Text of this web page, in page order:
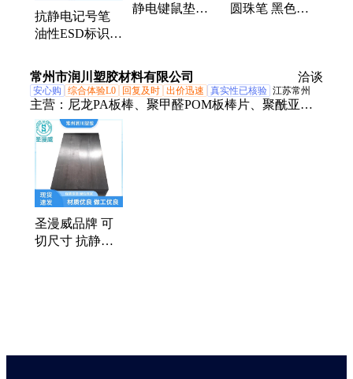
静电资料夹、防静电笔、防静电垃圾袋、防静电键盘
鼠标、ESD文件栏文件架
抗静电记号笔
油性ESD标识笔
恒创
静电键鼠垫
圆珠笔 黑色长
常州市润川塑胶材料有限公司 洽谈
安心购 综合体验L0 回复及时 出价迅速 真实性已核验 江苏常州
主营： 尼龙PA板棒、聚甲醛POM板棒片、聚酰亚胺
PI板棒、防静电PEEK板、四氟PTFE板棒、聚丙烯pp
板棒、高分子聚乙烯hdpe板棒、聚氯乙烯PVC板棒、
一氟Pfa板棒、二氟PVDF板棒、三氟PCTFE板棒、聚
醚酰亚胺PEI板棒、聚砜PSU板棒、聚苯砜PPSU板
棒、聚苯硫醚PPS板棒、聚酯PET板棒、聚酯PBT板
棒、POM+PTFE板棒、聚碳酸酯PC板棒、亚克力
PMMA板棒、聚酰胺酸PAA溶液、HPP板棒、ABS板
圣漫威品牌 可
切尺寸 抗静电